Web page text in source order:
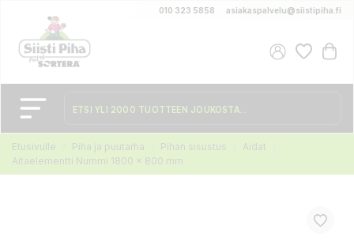
010 323 5858 asiakaspalvelu@siistipiha.fi
Etusivulle Piha ja puutarha Pihan sisustus
Aidat
Aitaelementti Nummi 1800 x 800 mm